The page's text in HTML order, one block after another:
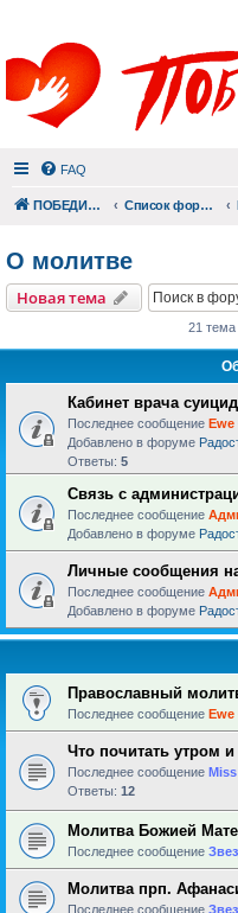
FAQ
ПОБЕДИШЬ.РУ Список форумов
О молитве
Новая тема
21 тема
Кабинет врача
Последнее сообщение Ewe
Добавлено в форуме
Ответы: 5
Связь с
Последнее сообщение
Добавлено в форуме
Личные сообщения
Последнее сообщение
Добавлено в форуме
Православный
Последнее сообщение Ewe
Что почитать утром
Последнее сообщение
Ответы: 12
Молитва Божией
Последнее сообщение
Молитва прп.
Последнее сообщение